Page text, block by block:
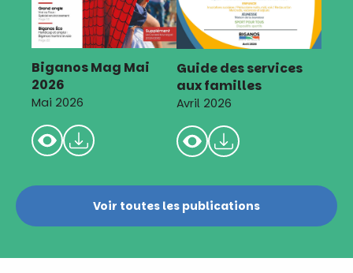
Biganos Mag Mai
2026
Mai 2026
Guide des services
aux familles
Avril 2026
Voir toutes les publications